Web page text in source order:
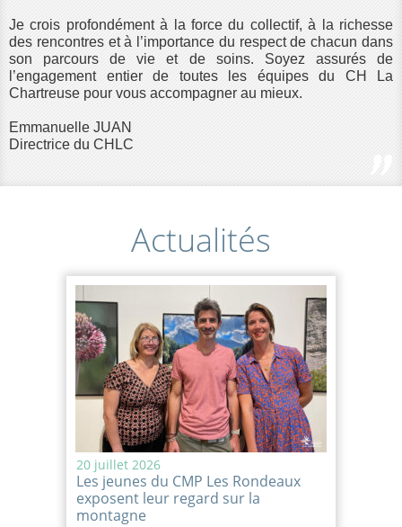
Je crois profondément à la force du collectif, à la richesse
des rencontres et à l’importance du respect de chacun dans
son parcours de vie et de soins. Soyez assurés de
l’engagement entier de toutes les équipes du CH La
Chartreuse pour vous accompagner au mieux.
Emmanuelle JUAN
Directrice du CHLC
Actualités
20 juillet 2026
Les jeunes du CMP Les Rondeaux
exposent leur regard sur la
montagne